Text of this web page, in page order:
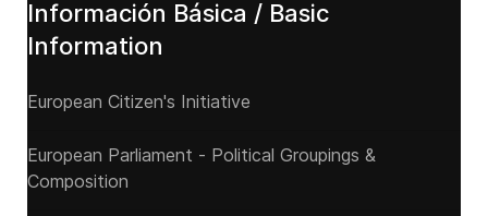
Información Básica / Basic
Information
European Citizen's Initiative
European Parliament - Political Groupings &
Composition